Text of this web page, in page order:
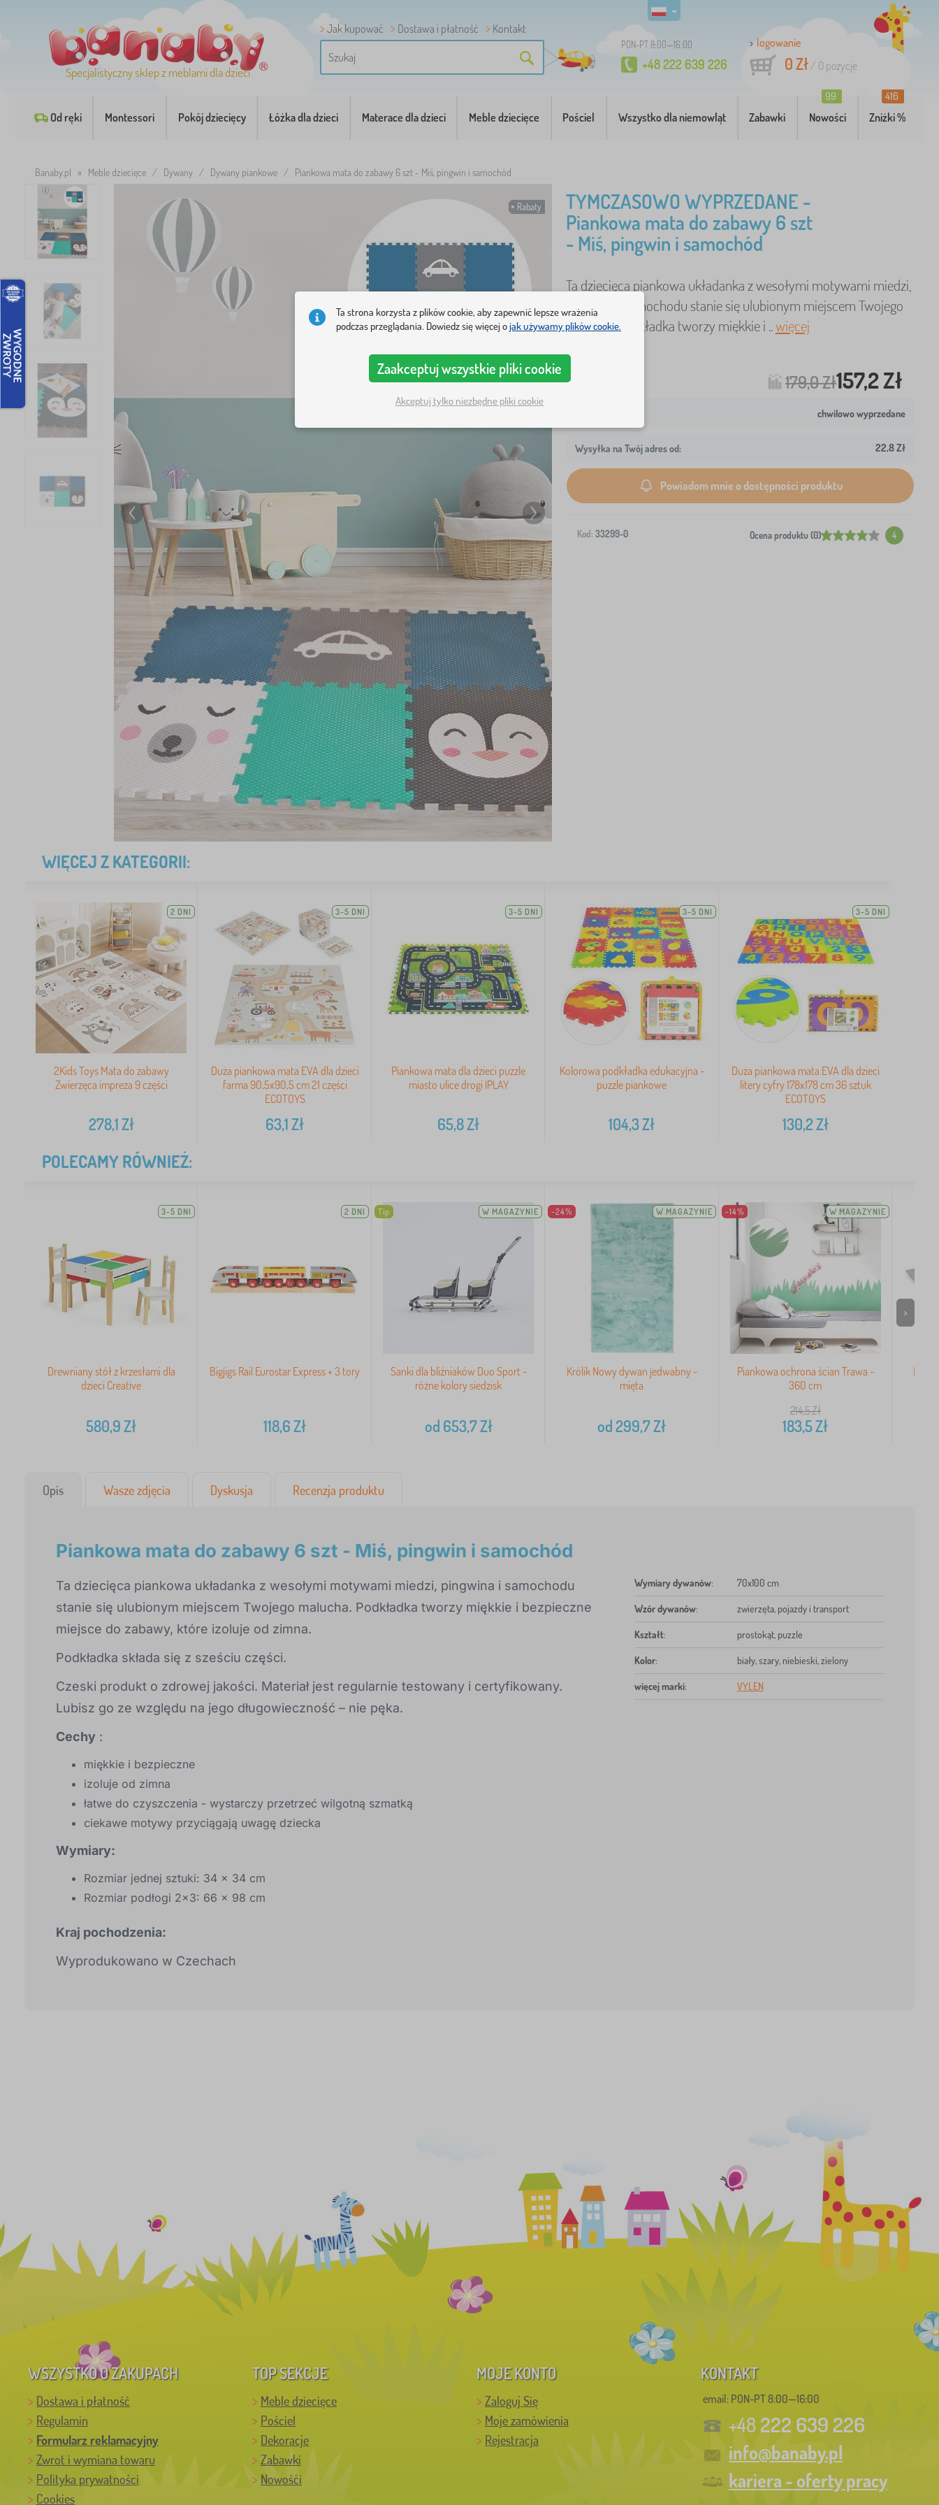
Specjalistyczny sklep z meblami dla dzieci
Jak kupować Dostawa i płatność Kontakt
PON-PT 8:00—16:00
+48 222 639 226
logowanie
0 Zł/ 0 pozycje
Od ręki Montessori Pokój dziecięcy Łóżka dla dzieci Materace dla dzieci Meble dziecięce Pościel Wszystko dla niemowląt Zabawki Nowości
99
Zniżki %
416
Banaby.pl » Meble dziecięce / Dywany / Dywany piankowe / Piankowa mata do zabawy 6 szt - Miś, pingwin i samochód
Rabaty
TYMCZASOWO WYPRZEDANE -
Piankowa mata do zabawy 6 szt
- Miś, pingwin i samochód
Ta dziecięca piankowa układanka z wesołymi motywami miedzi,
pingwina i samochodu stanie się ulubionym miejscem Twojego
malucha. Podkładka tworzy miękkie i ..więcej
179,0 Zł157,2 Zł
chwilowo wyprzedane
Wysyłka na Twój adres od: 22,8 Zł
Powiadom mnie o dostępności produktu
Kod: 33299-0 Ocena produktu (0) 4
WIĘCEJ Z KATEGORII:
2 DNI
2Kids Toys Mata do zabawy
Zwierzęca impreza 9 części
278,1Zł
3-5 DNI
Duża piankowa mata EVA dla dzieci
farma 90,5x90,5 cm 21 części
ECOTOYS
63,1Zł
3-5 DNI
Piankowa mata dla dzieci puzzle
miasto ulice drogi IPLAY
65,8Zł
3-5 DNI
Kolorowa podkładka edukacyjna -
puzzle piankowe
104,3Zł
3-5 DNI
Duża piankowa mata EVA dla dzieci
litery cyfry 178x178 cm 36 sztuk
ECOTOYS
130,2Zł
POLECAMY RÓWNIEŻ:
3-5 DNI
Drewniany stół z krzesłami dla
dzieci Creative
580,9Zł
2 DNI
Bigjigs Rail Eurostar Express + 3 tory
118,6Zł
Tip W MAGAZYNIE
Sanki dla bliźniaków Duo Sport -
różne kolory siedzisk
od 653,7Zł
-24% W MAGAZYNIE
Królik Nowy dywan jedwabny -
mięta
od299,7Zł
-14% W MAGAZYNIE
Piankowa ochrona ścian Trawa -
360 cm
214,5Zł
183,5Zł
>
Opis Wasze zdjęcia Dyskusja Recenzja produktu
Piankowa mata do zabawy 6 szt - Miś, pingwin i samochód
Ta dziecięca piankowa układanka z wesołymi motywami miedzi, pingwina i samochodu
stanie się ulubionym miejscem Twojego malucha. Podkładka tworzy miękkie i bezpieczne
miejsce do zabawy, które izoluje od zimna.
Podkładka składa się z sześciu części.
Czeski produkt o zdrowej jakości. Materiał jest regularnie testowany i certyfikowany.
Lubisz go ze względu na jego długowieczność – nie pęka.
Cechy :
miękkie i bezpieczne
izoluje od zimna
łatwe do czyszczenia - wystarczy przetrzeć wilgotną szmatką
ciekawe motywy przyciągają uwagę dziecka
Wymiary:
Rozmiar jednej sztuki: 34 x 34 cm
Rozmiar podłogi 2x3: 66 x 98 cm
Kraj pochodzenia:
Wyprodukowano w Czechach
Wymiary dywanów: 70x100 cm
Wzór dywanów: zwierzęta, pojazdy i transport
Kształt: prostokąt, puzzle
Kolor: biały, szary, niebieski, zielony
więcej marki: VYLEN
WSZYSTKO O ZAKUPACH
Dostawa i płatność
Regulamin
Formularz reklamacyjny
Zwrot i wymiana towaru
Polityka prywatności
Cookies
TOP SEKCJE
Meble dziecięce
Pościel
Dekoracje
Zabawki
Nowośći
MOJE KONTO
Zaloguj Się
Moje zamówienia
Rejestracja
KONTAKT
email: PON-PT 8:00—16:00
+48222 639 226
info@banaby.pl
kariera - oferty pracy
Ta strona korzysta z plików cookie, aby zapewnić lepsze wrażenia
podczas przeglądania. Dowiedz się więcej ojak używamy plików cookie.
Zaakceptuj wszystkie pliki cookie
Akceptuj tylko niezbędne pliki cookie